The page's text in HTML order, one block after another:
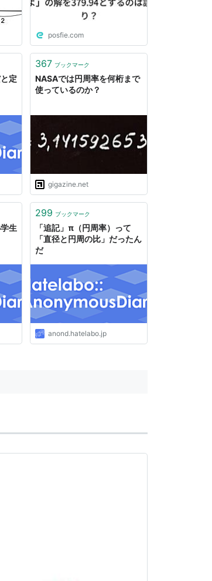
posfie.com
定
367 ブックマーク
NASAでは円周率を何桁まで
使っているのか？
gigazine.net
生
299 ブックマーク
「追記」π（円周率）って
「直径と円周の比」だったん
だ
anond.hatelabo.jp